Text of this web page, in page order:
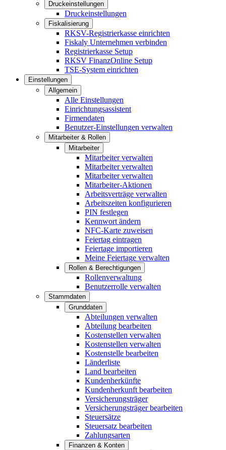
Druckeinstellungen
Druckeinstellungen
Fiskalisierung
RKSV-Registrierkasse einrichten
Fiskaly Unternehmen verbinden
Registrierkasse Setup
RKSV FinanzOnline Setup
TSE-System einrichten
Einstellungen
Allgemein
Alle Einstellungen
Einrichtungsassistent
Firmendaten
Benutzer-Einstellungen verwalten
Mitarbeiter & Rollen
Mitarbeiter
Mitarbeiter verwalten
Mitarbeiter verwalten
Mitarbeiter verwalten
Mitarbeiter-Aktionen
Arbeitsverträge verwalten
Arbeitszeiten konfigurieren
PIN festlegen
Kennwort ändern
NFC-Karte zuweisen
Feiertag eintragen
Feiertage importieren
Meine Feiertage verwalten
Rollen & Berechtigungen
Rollenverwaltung
Benutzerrolle verwalten
Stammdaten
Grunddaten
Abteilungen verwalten
Abteilung bearbeiten
Kostenstellen verwalten
Kostenstellen verwalten
Kostenstelle bearbeiten
Länderliste
Land bearbeiten
Kundenherkünfte
Kundenherkunft bearbeiten
Versicherungsträger
Versicherungsträger bearbeiten
Steuersätze
Steuersatz bearbeiten
Zahlungsarten
Finanzen & Konten